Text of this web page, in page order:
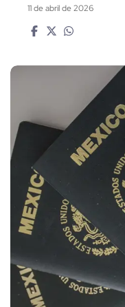
11 de abril de 2026